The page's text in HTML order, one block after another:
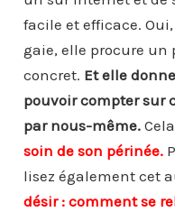
facile et efficace.
gaie, elle procure
concret. Et elle
pouvoir compter sur
par nous-même.
soin de son périnée.
lisez également cet
désir : comment se